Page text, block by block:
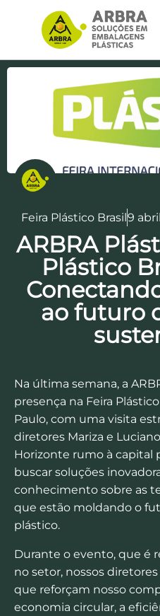
Feira Plástico Brasil9
ARBRA
Plástico
ao futuro
Na última semana, a
presença na Feira
Paulo, com uma visita
diretores Mariza e
Horizonte rumo à capital
buscar soluções
conhecimento sobre as
que estão moldando o
plástico.
Durante o evento, que é
no setor, nossos
que reforçam nosso
economia circular, a